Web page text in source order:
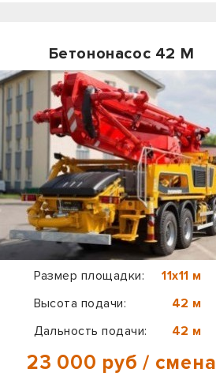
Бетононасос 42 М
Размер площадки:
11х11 м
Высота подачи:
42 м
Дальность подачи:
42 м
23 000 руб / смена